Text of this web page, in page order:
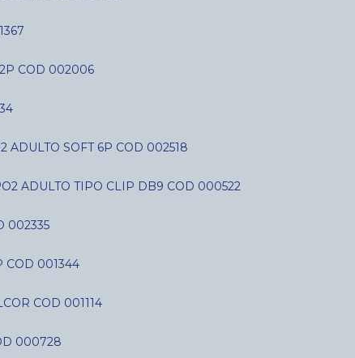
2P COD 002006
ADULTO SOFT 6P COD 002518
ADULTO TIPO CLIP DB9 COD 000522
002335
COD 001344
COD 001114
000728